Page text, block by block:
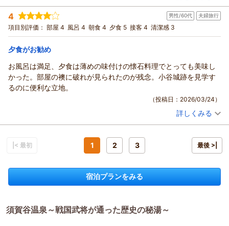
ロビーでのコーヒーサービスも含め、ご滞在全体にご満足いた
だけましたこと、大変光栄に存じます。
また機会がございましたら、ぜひ皆さまでお越しくださいま
せ。
（返信日：2026/04/23）
こと、スタッフ一同、うれしく拝見いたしました。
近くであればまた行きたいと思っていただけたことは、私ども
にとって何よりの励みです。
道中のお疲れを少しでも癒すお手伝いができておりましたら幸
いです。
この度は誠にありがとうございました。
（返信日：2026/04/23）
お部屋は天井が高くて開放感があり、広々としていてきちんと清
掃されています。
お料理も地元の旬の素材をふんだんに使われていて、一品一品が
一点だけ、、ダブルベッドがシングルマットを2つ繋げたタイプだ
ったため、真ん中の境目が少し気になりました。そこだけパッド
などで工夫いただければ嬉しいです。
全体的には満足で、また利用させていただきたいと思ってます、
宿泊時期： 2026年03月宿泊 (恋人旅行)
投稿者： N.さん(女性/40代)
宿泊プラン： 【グルメ】厳選肉を使用！日本三大和牛「近江牛」すき焼きプ
ラン◆天然水プレゼント◆
ダブル 朝・夕
宿泊価格帯： 21,001～22,000円(大人一人あたり/税込)
須賀谷温泉～戦国武将が通った歴史の秘湯～からの返信
この度は須賀谷温泉にご宿泊いただき、誠にありがとうござい
ました。
また、二度目のご利用とのこと、心より御礼申し上げます。
伊吹山でのスノーボード帰りに当館をお選びいただき、スキー
場からの距離や道の分かりやすさにつきましても安心してお越
お気に入りとして挙げていただいた温泉では、源泉の泉質や温
まりの良さを感じていただき、日帰り入浴を行っていない点に
ついても、ゆったりとご入浴いただけたとのお言葉を大変うれ
しく拝見いたしました。
お部屋につきましても、天井の高さや開放感、清掃面をご評価
す。
4 男性/60代 夫婦旅行
項目別評価： 部屋 4 風呂 4 朝食 4 夕食 5 接客 4 清潔感 3
夕食がお勧め
お風呂は満足、夕食は薄めの味付けの懐石料理でとっても美味し
かった。部屋の襖に破れが見られたのが残念。小谷城跡を見学す
るのに便利な立地。
（投稿日：2026/03/24）
投稿者： 真くんさん(男性/60代)
理〇寛ぎプラン◆天然水プレゼント◆茶々の華
22,001～23,000円(大人一人あたり/税込)
須賀谷温泉～戦国武将が通った歴史の秘湯～からの返信
また、ご感想をお寄せいただき、心より御礼申し上げます。
詳しくみる
|< 最初 1 2 3 最後 >|
宿泊プランをみる
須賀谷温泉～戦国武将が通った歴史の秘湯～